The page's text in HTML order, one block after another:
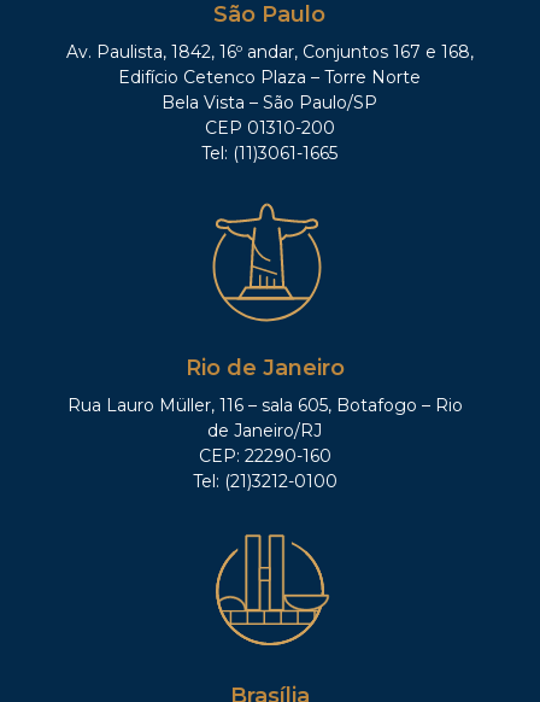
São Paulo
Av. Paulista, 1842, 16º andar, Conjuntos 167 e 168,
Edifício Cetenco Plaza – Torre Norte
Bela Vista – São Paulo/SP
CEP 01310-200
Tel: (11)3061-1665
Rio de Janeiro
Rua Lauro Müller, 116 – sala 605, Botafogo – Rio
de Janeiro/RJ
CEP: 22290-160
Tel: (21)3212-0100
Brasília